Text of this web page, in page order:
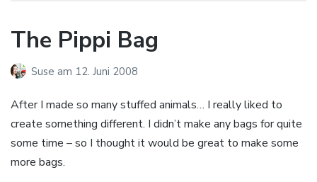
The Pippi Bag
Suse am 12. Juni 2008
After I made so many stuffed animals… I really liked to
create something different. I didn’t make any bags for quite
some time – so I thought it would be great to make some
more bags.